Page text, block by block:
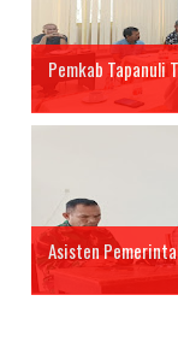
Pemkab Tapanuli
Asisten